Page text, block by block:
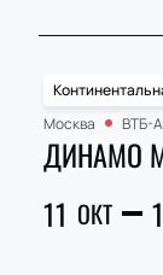
Москва
ВТБ-
ДИНАМО
11 ОКТ